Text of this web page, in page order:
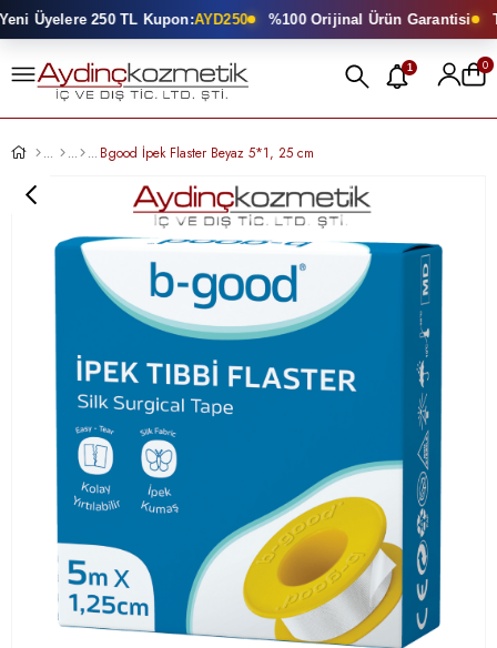
Üyelere 250 TL Kupon:AYD250 %100 Orijinal Ürün Garantisi
1 0
Bgood İpek Flaster Beyaz 5*1, 25 cm